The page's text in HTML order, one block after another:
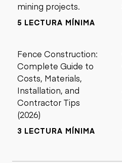
mining projects.
5 LECTURA MÍNIMA
Fence Construction:
Complete Guide to
Costs, Materials,
Installation, and
Contractor Tips
(2026)
3 LECTURA MÍNIMA